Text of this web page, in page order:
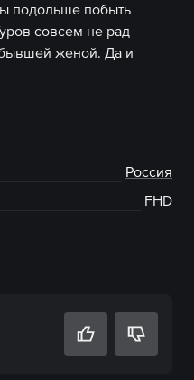
подольше побыть
совсем не рад
женой. Да и
Россия
FHD